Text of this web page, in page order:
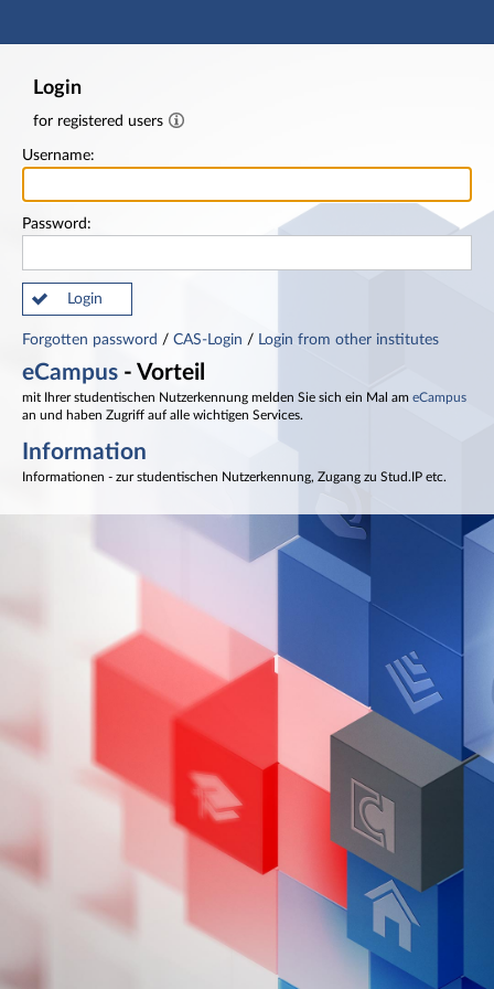
Main navigation
Login
for registered users
Username:
Password:
Login
Forgotten password / CAS-Login / Login from other institutes
eCampus - Vorteil
mit Ihrer studentischen Nutzerkennung melden Sie sich ein Mal am eCampus
an und haben Zugriff auf alle wichtigen Services.
Information
Informationen - zur studentischen Nutzerkennung, Zugang zu Stud.IP etc.